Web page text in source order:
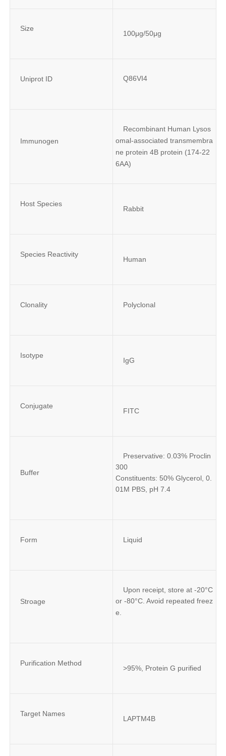
Size
100μg/50μg
Uniprot ID Q86VI4
Immunogen
Recombinant Human Lysos
omal-associated transmembra
ne protein 4B protein (174-22
6AA)
Host Species
Rabbit
Species Reactivity
Human
Clonality Polyclonal
Isotype
IgG
Conjugate
FITC
Buffer
Preservative: 0.03% Proclin
300
Constituents: 50% Glycerol, 0.
01M PBS, pH 7.4
Form Liquid
Stroage
Upon receipt, store at -20°C
or -80°C. Avoid repeated freez
e.
Purification Method
>95%, Protein G purified
Target Names
LAPTM4B